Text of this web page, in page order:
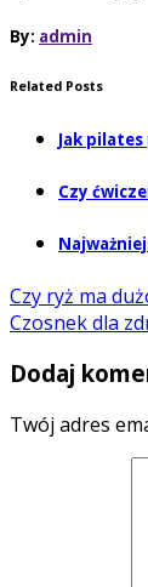
By: admin
Related Posts
Jak
Czy
Czy ryż ma
Czosnek dla
Dodaj
Twój adres